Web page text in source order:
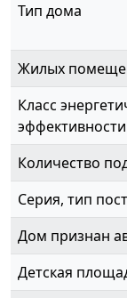
Тип дома
Жилых
Класс
эффективности
Количество
Серия, тип
Дом признан
Детская